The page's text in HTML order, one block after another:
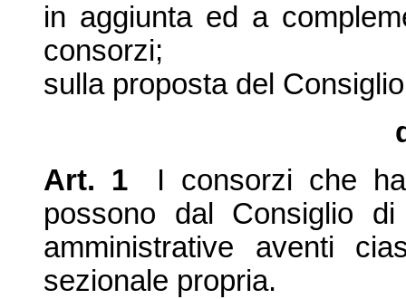
in aggiunta ed a
consorzi;
sulla proposta del
Art. 1
I consorzi che
possono dal Consiglio
amministrative aventi
sezionale propria.